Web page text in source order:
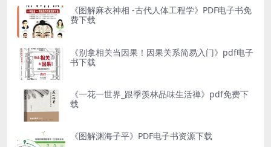
《图解麻衣神相 -古代人体工程学》PDF电子书免
费下载
《别拿相关当因果！因果关系简易入门》pdf电子
书下载
《一花一世界_跟季羡林品味生活禅》pdf免费下
载
《图解渊海子平》PDF电子书资源下载